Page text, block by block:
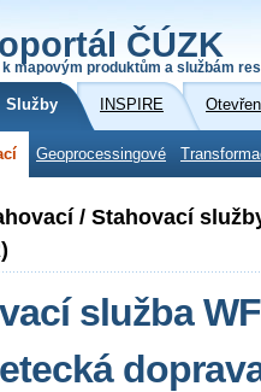
ČÚZK
mapovým produktům a službám
Služby INSPIRE
Geoprocessingové
/ Stahovací
služba